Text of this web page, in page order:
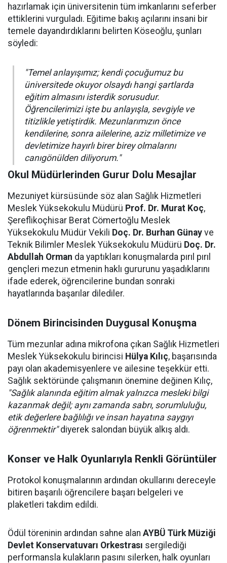
hazırlamak için üniversitenin tüm imkanlarını seferber
ettiklerini vurguladı. Eğitime bakış açılarını insani bir
temele dayandırdıklarını belirten Köseoğlu, şunları
söyledi:
"Temel anlayışımız; kendi çocuğumuz bu
üniversitede okuyor olsaydı hangi şartlarda
eğitim almasını isterdik sorusudur.
Öğrencilerimizi işte bu anlayışla, sevgiyle ve
titizlikle yetiştirdik. Mezunlarımızın önce
kendilerine, sonra ailelerine, aziz milletimize ve
devletimize hayırlı birer birey olmalarını
canıgönülden diliyorum."
Okul Müdürlerinden Gurur Dolu Mesajlar
Mezuniyet kürsüsünde söz alan Sağlık Hizmetleri
Meslek Yüksekokulu Müdürü Prof. Dr. Murat Koç,
Şereflikoçhisar Berat Cömertoğlu Meslek
Yüksekokulu Müdür Vekili Doç. Dr. Burhan Günay ve
Teknik Bilimler Meslek Yüksekokulu Müdürü Doç. Dr.
Abdullah Orman da yaptıkları konuşmalarda pırıl pırıl
gençleri mezun etmenin haklı gururunu yaşadıklarını
ifade ederek, öğrencilerine bundan sonraki
hayatlarında başarılar dilediler.
Dönem Birincisinden Duygusal Konuşma
Tüm mezunlar adına mikrofona çıkan Sağlık Hizmetleri
Meslek Yüksekokulu birincisi Hülya Kılıç, başarısında
payı olan akademisyenlere ve ailesine teşekkür etti.
Sağlık sektöründe çalışmanın önemine değinen Kılıç,
"Sağlık alanında eğitim almak yalnızca mesleki bilgi
kazanmak değil; aynı zamanda sabrı, sorumluluğu,
etik değerlere bağlılığı ve insan hayatına saygıyı
öğrenmektir"diyerek salondan büyük alkış aldı.
Konser ve Halk Oyunlarıyla Renkli Görüntüler
Protokol konuşmalarının ardından okullarını dereceyle
bitiren başarılı öğrencilere başarı belgeleri ve
plaketleri takdim edildi.
Ödül töreninin ardından sahne alan AYBÜ Türk Müziği
Devlet Konservatuvarı Orkestrası sergilediği
performansla kulakların pasını silerken, halk oyunları